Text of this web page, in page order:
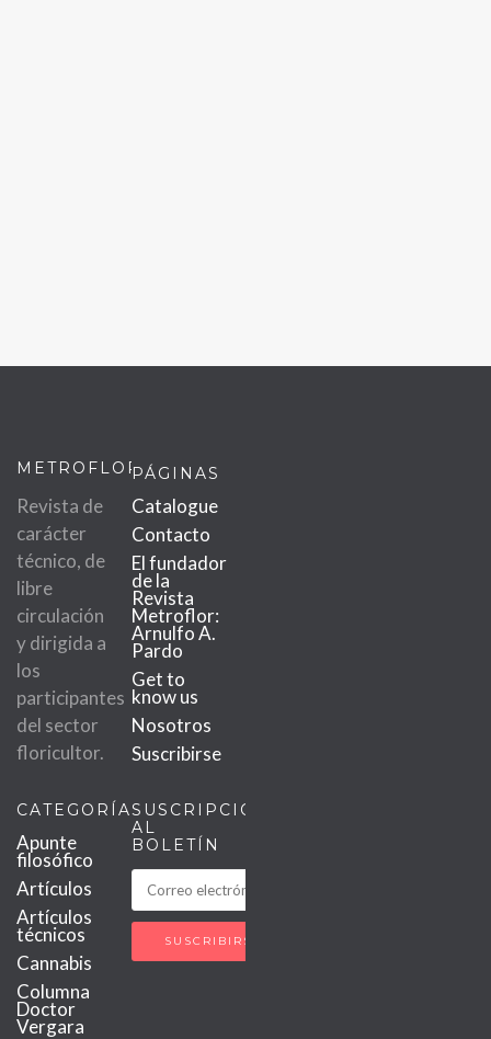
METROFLOR
Revista de
carácter
técnico, de
libre
circulación
y dirigida a
los
participantes
del sector
floricultor.
PÁGINAS
Catalogue
Contacto
El fundador
de la
Revista
Metroflor:
Arnulfo A.
Pardo
Get to
know us
Nosotros
Suscribirse
CATEGORÍAS
Apunte
filosófico
Artículos
Artículos
técnicos
Cannabis
Columna
Doctor
Vergara
SUSCRIPCIÓN
AL
BOLETÍN